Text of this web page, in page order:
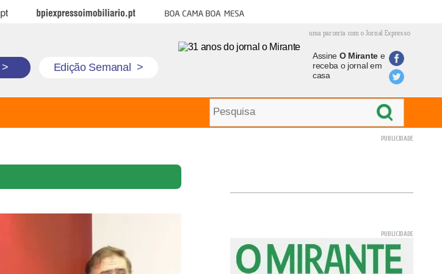
BPI Expresso Imobiliário Boa cama boa mesa
uma parceria com o Jornal Expresso
> Edição Semanal >
Assine O Mirantee
receba o jornal em
casa